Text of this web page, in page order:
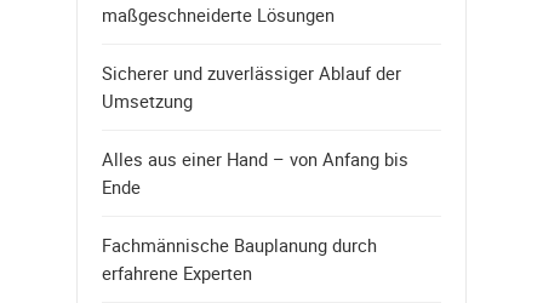
maßgeschneiderte Lösungen
Sicherer und zuverlässiger Ablauf der
Umsetzung
Alles aus einer Hand – von Anfang bis
Ende
Fachmännische Bauplanung durch
erfahrene Experten